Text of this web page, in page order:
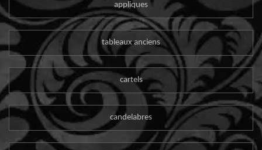
appliques
tableaux anciens
cartels
candelabres